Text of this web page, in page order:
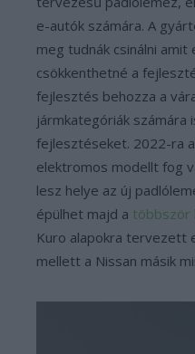
e-autók számára. A
meg tudnák csinálni
csökkenthetné a
fejlesztés behozza a
jármkategóriák számára
fejlesztéseket. 2022-ra
elektromos modellt fog
lesz helye az új
épülhet majd a többször
Kuro alapokra tervezett
mellett a Nissan másik